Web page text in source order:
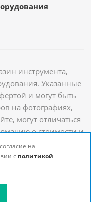
инструмента,
Указанные
и могут быть
на фотографиях,
могут отличаться
о стоимости и
у наших
на
с политикой